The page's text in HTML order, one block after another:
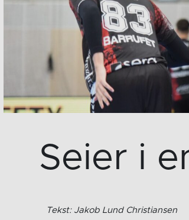
Seier i
Tekst: Jakob Lund Christiansen